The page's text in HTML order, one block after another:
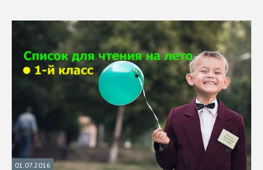
01.07.2016